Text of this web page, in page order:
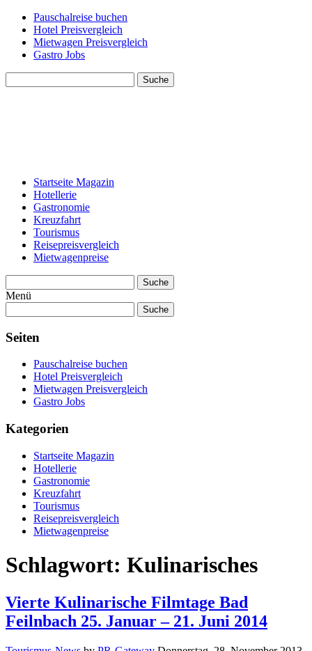
Pauschalreise buchen
Hotel Preisvergleich
Mietwagen Preisvergleich
Gastro Jobs
Suche
Startseite Magazin
Hotellerie
Gastronomie
Kreuzfahrt
Tourismus
Reisepreisvergleich
Mietwagenpreise
Suche
Menü
Suche
Seiten
Pauschalreise buchen
Hotel Preisvergleich
Mietwagen Preisvergleich
Gastro Jobs
Kategorien
Startseite Magazin
Hotellerie
Gastronomie
Kreuzfahrt
Tourismus
Reisepreisvergleich
Mietwagenpreise
Schlagwort: Kulinarisches
Vierte Kulinarische Filmtage Bad
Feilnbach 25. Januar – 21. Juni 2014